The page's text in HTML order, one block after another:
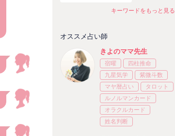
キーワードをもっと見る
オススメ占い師
きよのママ先生
宿曜
四柱推命
九星気学
紫微斗数
マヤ暦占い
タロット
ルノルマンカード
オラクルカード
姓名判断